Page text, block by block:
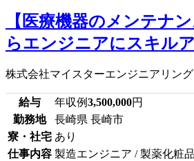
【医療機器のメンテナ
らエンジニアにスキル
株式会社マイスターエンジニアリング
給与 年収例3,500,000円
勤務地
長崎県 長崎市
寮・社宅 あり
仕事内容 製造エンジニア / 製薬化粧